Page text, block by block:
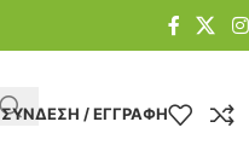
ΣΎΝΔΕΣΗ / ΕΓΓΡΑΦΉ